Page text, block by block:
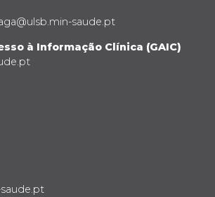
saude.pt
à Informação Clínica (GAIC)